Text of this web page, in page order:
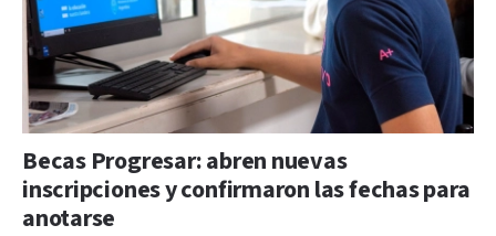
Becas Progresar: abren nuevas
inscripciones y confirmaron las fechas para
anotarse